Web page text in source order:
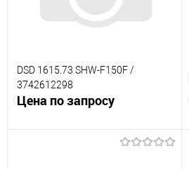
DSD 1615.73 SHW-F150F /
3742612298
Цена по запросу
В корзину